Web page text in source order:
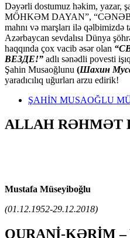
Dəyərli dostumuz həkim, yazar,
MÖHKƏM DAYAN”,
mahnı və marşları ilə
Azərbaycan sevdalısı Dünya
haqqında çox vacib əsər olan
ВЕЗДЕ!” adlı sənədli povesti
Şahin Musaoğlunu (Шахин
yaradıcılıq uğurları arzu edirik!
ŞAHİN MUSAOĞLU
ALLAH RƏHMƏT
Mustafa Müseyiboğlu
(01.12.1952-29.12.2018)
QURANİ-KƏRİM –